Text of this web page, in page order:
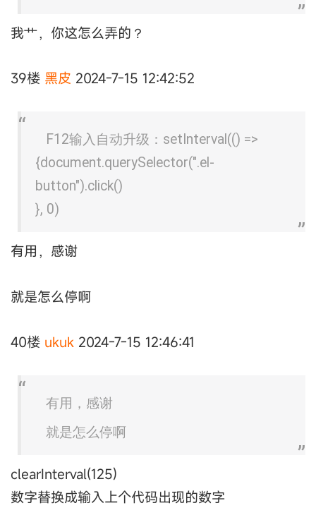
我艹，你这怎么弄的？
39楼 黑皮 2024-7-15 12:42:52
F12输入自动升级：setInterval(() =>
{document.querySelector(".el-
button").click()
}, 0)
有用，感谢
就是怎么停啊
40楼 ukuk 2024-7-15 12:46:41
有用，感谢
就是怎么停啊
clearInterval(125)
数字替换成输入上个代码出现的数字